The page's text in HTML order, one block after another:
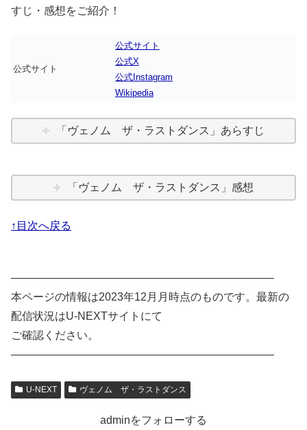
すじ・感想をご紹介！
公式サイト
公式サイト
公式X
公式Instagram
Wikipedia
「ヴェノム ザ・ラストダンス」あらすじ
「ヴェノム ザ・ラストダンス」感想
↑目次へ戻る
————————————————————————
本ページの情報は2023年12月月時点のものです。最新の
配信状況はU-NEXTサイトにて
ご確認ください。
————————————————————————
U-NEXT ヴェノム ザ・ラストダンス
adminをフォローする